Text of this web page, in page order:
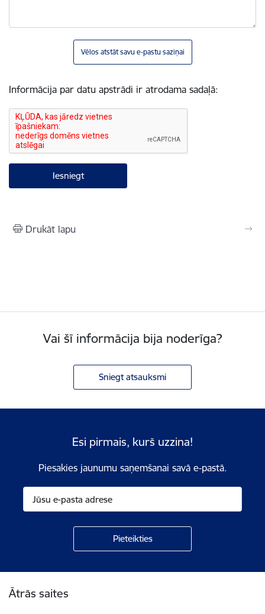
Vēlos atstāt savu e-pastu saziņai
Informācija par datu apstrādi ir atrodama sadaļā:
Drukāt lapu
Vai šī informācija bija noderīga?
Sniegt atsauksmi
Esi pirmais, kurš uzzina!
Piesakies jaunumu saņemšanai savā e-pastā.
Ātrās saites